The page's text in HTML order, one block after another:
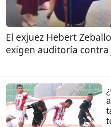
El exjuez Hebert
exigen auditoría contra